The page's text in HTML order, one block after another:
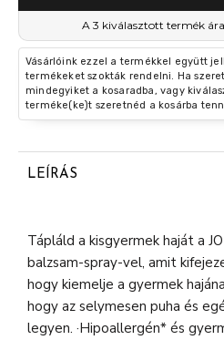
A 3 kiválasztott termék ára
Vásárlóink ezzel a termékkel együtt
termékeket szokták rendelni. Ha
mindegyiket a kosaradba, vagy
terméke(ke)t szeretnéd a kosárba
LEÍRÁS
Tápláld a kisgyermek haját a
balzsam-spray-vel, amit
hogy kiemelje a gyermek
hogy az selymesen puha és
legyen. ·Hipoallergén* és